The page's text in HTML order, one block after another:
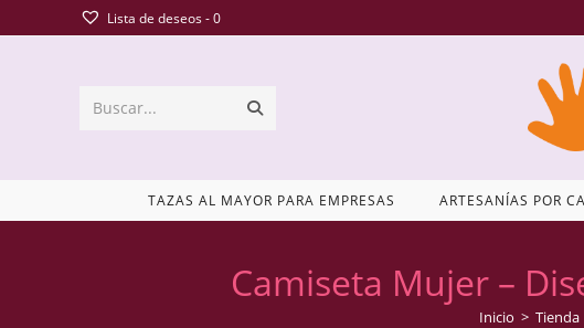
Lista de deseos -0
Buscar...
TAZAS AL MAYOR PARA EMPRESAS ARTESANÍAS POR
Camiseta Mujer –
Inicio > Tienda